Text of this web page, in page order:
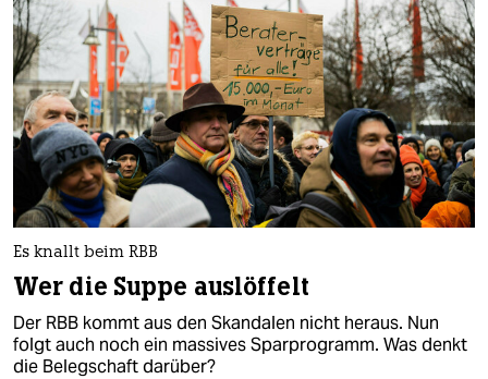
Es knallt beim RBB
Wer die Suppe auslöffelt
Der RBB kommt aus den Skandalen nicht heraus. Nun
folgt auch noch ein massives Sparprogramm. Was denkt
die Belegschaft darüber?